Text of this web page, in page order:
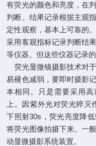
有荧光的颜色和亮度，在
判断。结果记录根据主观
定性观察，基本上可靠的
采用客观指标记录判断结
等仪器。但这些仪器记录
荧光显微镜摄影技术对
易褪色减弱，要即时摄影
本相同。只是需要采用高
上。因紫外光对荧光猝
下照射30s，荧光亮度降
将荧光图像拍摄下来。一
动显微摄影系统装置。